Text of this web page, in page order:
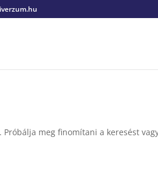
meg finomítani a keresést